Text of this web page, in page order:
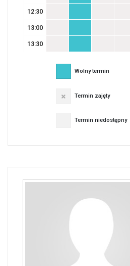
12:30
13:00
13:30
Wolny termin
Termin zajęty
Termin niedostępny